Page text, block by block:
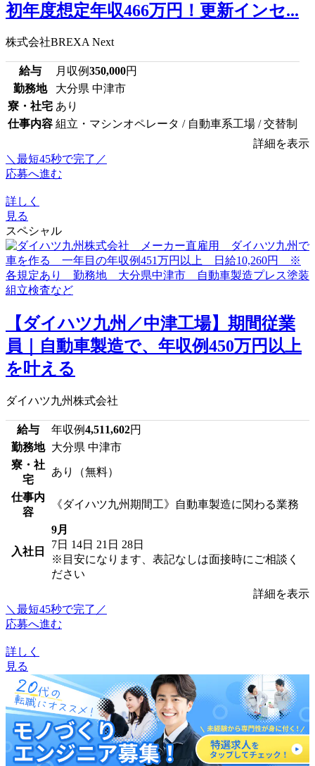
初年度想定年収466万円！更新インセ...
株式会社BREXA Next
給与 月収例350,000円
勤務地
大分県 中津市
寮・社宅 あり
仕事内容 組立・マシンオペレータ / 自動車系工場 / 交替制
詳細を表示
＼最短45秒で完了／
応募へ進む
詳しく
見る
スペシャル
【ダイハツ九州／中津工場】期間従業
員｜自動車製造で、年収例450万円以上
を叶える
ダイハツ九州株式会社
給与 年収例4,511,602円
勤務地 大分県 中津市
寮・社
宅
あり（無料）
仕事内
容
《ダイハツ九州期間工》自動車製造に関わる業務
入社日
9月
7日 14日 21日 28日
※目安になります、表記なしは面接時にご相談く
ださい
詳細を表示
＼最短45秒で完了／
応募へ進む
詳しく
見る